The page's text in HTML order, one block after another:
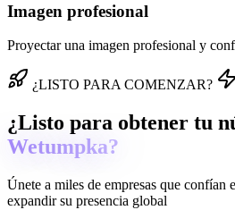
Imagen profesional
Proyectar una imagen profesional y
¿LISTO PARA COMENZAR?
¿Listo para obtener tu
Wetumpka?
Únete a miles de empresas que confían
expandir su presencia global